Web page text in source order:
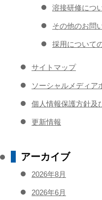
溶接研修につ
その他のお問
採用について
サイトマップ
ソーシャルメディア
個人情報保護方針及
更新情報
アーカイブ
2026年8月
2026年6月